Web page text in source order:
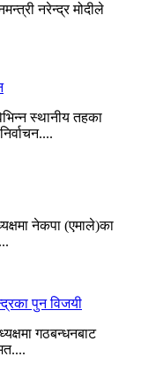
नरेन्द्र मोदीले
स्थानीय तहका
नेकपा (एमाले)का
पुन विजयी
गठबन्धनबाट